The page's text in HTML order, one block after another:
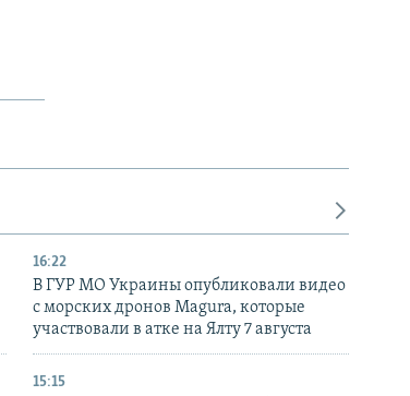
16:22
В ГУР МО Украины опубликовали видео
с морских дронов Magura, которые
участвовали в атке на Ялту 7 августа
15:15